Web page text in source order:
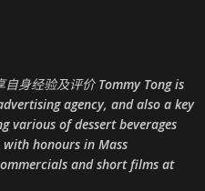
身经验及评价 Tommy Tong is
agency, and also a key
various of dessert beverages
with honours in Mass
and short films at